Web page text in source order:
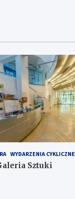
WYDARZENIA CYKLICZNE
Sztuki